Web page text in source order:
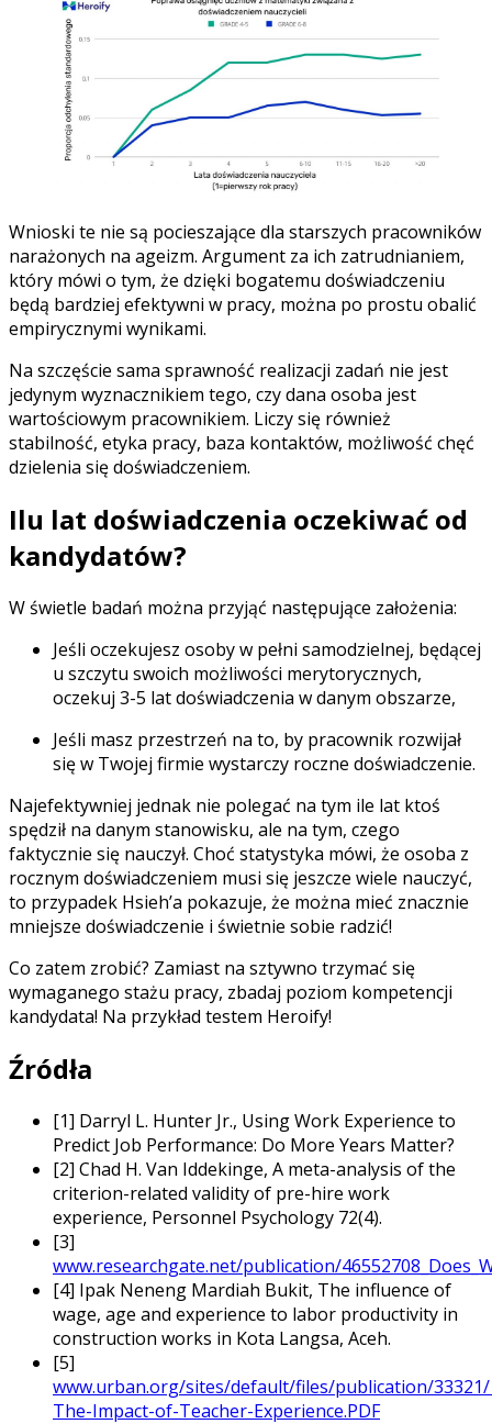
Wnioski te nie są pocieszające dla starszych pracowników
narażonych na ageizm. Argument za ich zatrudnianiem,
który mówi o tym, że dzięki bogatemu doświadczeniu
będą bardziej efektywni w pracy, można po prostu obalić
empirycznymi wynikami.
Na szczęście sama sprawność realizacji zadań nie jest
jedynym wyznacznikiem tego, czy dana osoba jest
wartościowym pracownikiem. Liczy się również
stabilność, etyka pracy, baza kontaktów, możliwość chęć
dzielenia się doświadczeniem.
Ilu lat doświadczenia oczekiwać od
kandydatów?
W świetle badań można przyjąć następujące założenia:
Jeśli oczekujesz osoby w pełni samodzielnej, będącej
u szczytu swoich możliwości merytorycznych,
oczekuj 3-5 lat doświadczenia w danym obszarze,
Jeśli masz przestrzeń na to, by pracownik rozwijał
się w Twojej firmie wystarczy roczne doświadczenie.
Najefektywniej jednak nie polegać na tym ile lat ktoś
spędził na danym stanowisku, ale na tym, czego
faktycznie się nauczył. Choć statystyka mówi, że osoba z
rocznym doświadczeniem musi się jeszcze wiele nauczyć,
to przypadek Hsieh’a pokazuje, że można mieć znacznie
mniejsze doświadczenie i świetnie sobie radzić!
Co zatem zrobić? Zamiast na sztywno trzymać się
wymaganego stażu pracy, zbadaj poziom kompetencji
kandydata! Na przykład testem Heroify!
Źródła
[1] Darryl L. Hunter Jr., Using Work Experience to
Predict Job Performance: Do More Years Matter?
[2] Chad H. Van Iddekinge, A meta-analysis of the
criterion-related validity of pre-hire work
experience, Personnel Psychology 72(4).
[3]
www.researchgate.net/publication/
[4] Ipak Neneng Mardiah Bukit, The influence of
wage, age and experience to labor productivity in
construction works in Kota Langsa, Aceh.
[5]
www.urban.org/sites/default/files/publication/33321/
The-Impact-of-Teacher-Experience.PDF